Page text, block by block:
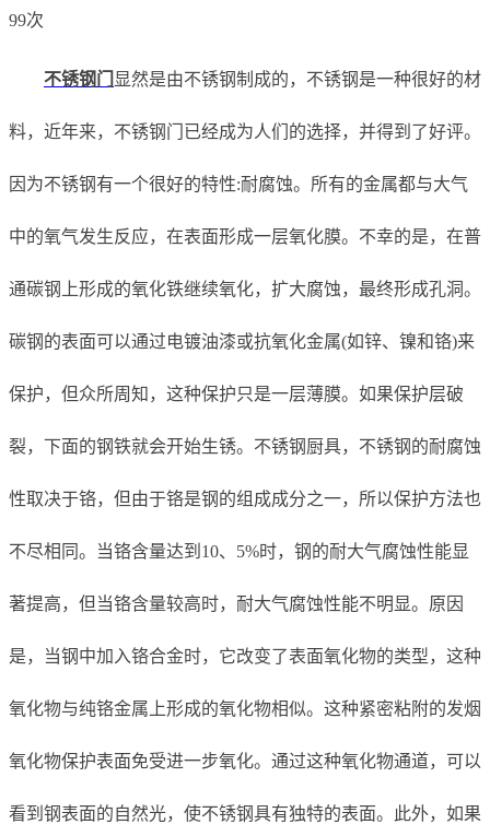
99次
不锈钢门 显然是由不锈钢制成的，不锈钢是一种很好的材
料，近年来，不锈钢门已经成为人们的选择，并得到了好评。
因为不锈钢有一个很好的特性:耐腐蚀。所有的金属都与大气
中的氧气发生反应，在表面形成一层氧化膜。不幸的是，在普
通碳钢上形成的氧化铁继续氧化，扩大腐蚀，最终形成孔洞。
碳钢的表面可以通过电镀油漆或抗氧化金属(如锌、镍和铬)来
保护，但众所周知，这种保护只是一层薄膜。如果保护层破
裂，下面的钢铁就会开始生锈。不锈钢厨具，不锈钢的耐腐蚀
性取决于铬，但由于铬是钢的组成成分之一，所以保护方法也
不尽相同。当铬含量达到10、5%时，钢的耐大气腐蚀性能显
著提高，但当铬含量较高时，耐大气腐蚀性能不明显。原因
是，当钢中加入铬合金时，它改变了表面氧化物的类型，这种
氧化物与纯铬金属上形成的氧化物相似。这种紧密粘附的发烟
氧化物保护表面免受进一步氧化。通过这种氧化物通道，可以
看到钢表面的自然光，使不锈钢具有独特的表面。此外，如果